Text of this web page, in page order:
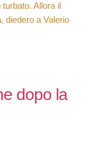
Allora il
diedero a Valerio
dopo la